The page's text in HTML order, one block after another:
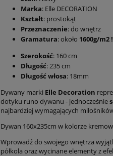
Marka: Elle DECORATION
Kształt: prostokąt
Przeznaczenie: do wnętrz
Gramatura: około 1600g/m2 !
Szerokość: 160 cm
Długość: 235 cm
Długość włosa: 18mm
Dywany marki Elle Decoration
dotyku runo dywanu - jednocześnie
najbardziej wymagających
Dywan 160x235cm w kolorze
Wprowadź do swojego wnętrza
półkola oraz wycinane elementy z